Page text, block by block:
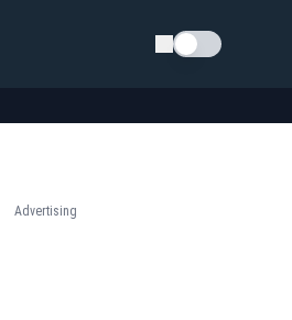
Schimba tema
Advertising